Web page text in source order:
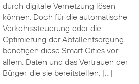
durch digitale Vernetzung lösen
können. Doch für die automatische
Verkehrssteuerung oder die
Optimierung der Abfallentsorgung
benötigen diese Smart Cities vor
allem: Daten und das Vertrauen der
Bürger, die sie bereitstellen. […]